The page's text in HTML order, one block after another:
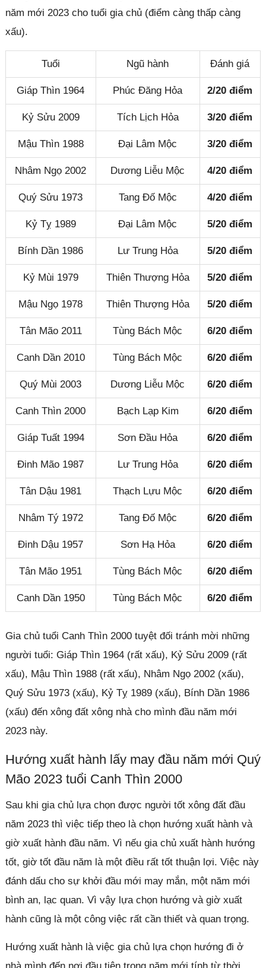
năm mới 2023 cho tuổi gia chủ (điểm càng thấp càng
xấu).
Tuổi Ngũ hành Đánh giá
Giáp Thìn 1964 Phúc Đăng Hỏa 2/20 điểm
Kỷ Sửu 2009 Tích Lịch Hỏa 3/20 điểm
Mậu Thìn 1988 Đại Lâm Mộc 3/20 điểm
Nhâm Ngọ 2002 Dương Liễu Mộc 4/20 điểm
Quý Sửu 1973 Tang Đố Mộc 4/20 điểm
Kỷ Tỵ 1989 Đại Lâm Mộc 5/20 điểm
Bính Dần 1986 Lư Trung Hỏa 5/20 điểm
Kỷ Mùi 1979 Thiên Thượng Hỏa 5/20 điểm
Mậu Ngọ 1978 Thiên Thượng Hỏa 5/20 điểm
Tân Mão 2011 Tùng Bách Mộc 6/20 điểm
Canh Dần 2010 Tùng Bách Mộc 6/20 điểm
Quý Mùi 2003 Dương Liễu Mộc 6/20 điểm
Canh Thìn 2000 Bạch Lạp Kim 6/20 điểm
Giáp Tuất 1994 Sơn Đầu Hỏa 6/20 điểm
Đinh Mão 1987 Lư Trung Hỏa 6/20 điểm
Tân Dậu 1981 Thạch Lựu Mộc 6/20 điểm
Nhâm Tý 1972 Tang Đố Mộc 6/20 điểm
Đinh Dậu 1957 Sơn Hạ Hỏa 6/20 điểm
Tân Mão 1951 Tùng Bách Mộc 6/20 điểm
Canh Dần 1950 Tùng Bách Mộc 6/20 điểm
Gia chủ tuổi Canh Thìn 2000 tuyệt đối tránh mời những
người tuổi: Giáp Thìn 1964 (rất xấu), Kỷ Sửu 2009 (rất
xấu), Mậu Thìn 1988 (rất xấu), Nhâm Ngọ 2002 (xấu),
Quý Sửu 1973 (xấu), Kỷ Tỵ 1989 (xấu), Bính Dần 1986
(xấu) đến xông đất xông nhà cho mình đầu năm mới
2023 này.
Hướng xuất hành lấy may đầu năm mới Quý
Mão 2023 tuổi Canh Thìn 2000
Sau khi gia chủ lựa chọn được người tốt xông đất đầu
năm 2023 thì việc tiếp theo là chọn hướng xuất hành và
giờ xuất hành đầu năm. Vì nếu gia chủ xuất hành hướng
tốt, giờ tốt đầu năm là một điều rất tốt thuận lợi. Việc này
đánh dấu cho sự khởi đầu mới may mắn, một năm mới
bình an, lạc quan. Vì vậy lựa chọn hướng và giờ xuất
hành cũng là một công việc rất cần thiết và quan trọng.
Hướng xuất hành là việc gia chủ lựa chọn hướng đi ở